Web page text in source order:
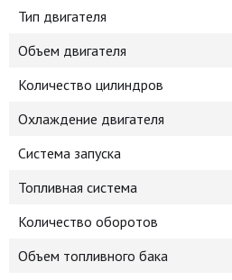
Тип двигателя
Объем двигателя
Количество цилиндров
Охлаждение двигателя
Система запуска
Топливная система
Количество оборотов
Объем топливного бака